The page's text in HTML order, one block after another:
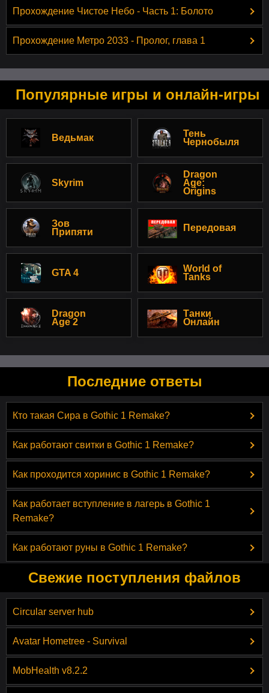
Прохождение Чистое Небо - Часть 1: Болото
Прохождение Метро 2033 - Пролог, глава 1
Популярные игры и онлайн-игры
Ведьмак
Тень
Чернобыля
Skyrim
Dragon
Age:
Origins
Зов
Припяти
Передовая
GTA 4
World of
Tanks
Dragon
Age 2
Танки
Онлайн
Последние ответы
Кто такая Сира в Gothic 1 Remake?
Как работают свитки в Gothic 1 Remake?
Как проходится хоринис в Gothic 1 Remake?
Как работает вступление в лагерь в Gothic 1
Remake?
Как работают руны в Gothic 1 Remake?
Свежие поступления файлов
Circular server hub
Avatar Hometree - Survival
MobHealth v8.2.2